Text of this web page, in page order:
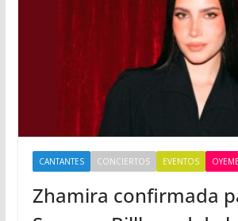
CANTANTES CONCIERTOS EVENTOS
Zhamira confirmada